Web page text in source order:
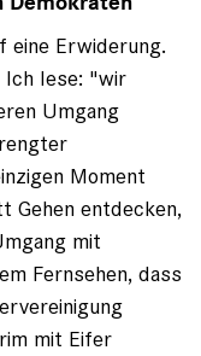
eine Erwiderung.
Ich lese: "wir
Umgang
Moment
Gehen entdecken,
mit
Fernsehen, dass
mit Eifer